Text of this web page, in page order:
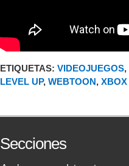
ETIQUETAS: VIDEOJUEGOS,
LEVEL UP, WEBTOON, XBOX
Secciones